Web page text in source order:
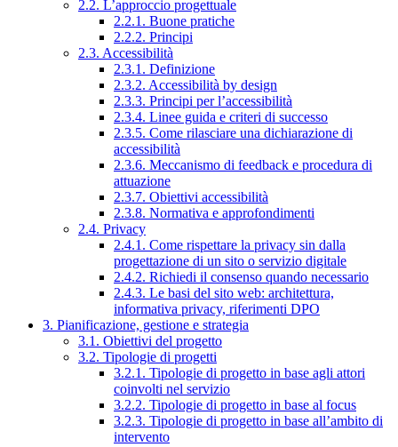
2.2. L’approccio progettuale
2.2.1. Buone pratiche
2.2.2. Principi
2.3. Accessibilità
2.3.1. Definizione
2.3.2. Accessibilità by design
2.3.3. Principi per l’accessibilità
2.3.4. Linee guida e criteri di successo
2.3.5. Come rilasciare una dichiarazione di
accessibilità
2.3.6. Meccanismo di feedback e procedura di
attuazione
2.3.7. Obiettivi accessibilità
2.3.8. Normativa e approfondimenti
2.4. Privacy
2.4.1. Come rispettare la privacy sin dalla
progettazione di un sito o servizio digitale
2.4.2. Richiedi il consenso quando necessario
2.4.3. Le basi del sito web: architettura,
informativa privacy, riferimenti DPO
3. Pianificazione, gestione e strategia
3.1. Obiettivi del progetto
3.2. Tipologie di progetti
3.2.1. Tipologie di progetto in base agli attori
coinvolti nel servizio
3.2.2. Tipologie di progetto in base al focus
3.2.3. Tipologie di progetto in base all’ambito di
intervento